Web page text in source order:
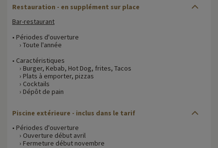
Restauration - en supplément sur place
Bar-restaurant
• Périodes d'ouverture
› Toute l'année
• Caractéristiques
› Burger, Kebab, Hot Dog, frites, Tacos
› Plats à emporter, pizzas
› Cocktails
› Dépôt de pain
Piscine extérieure - inclus dans le tarif
• Périodes d'ouverture
› Ouverture début avril
› Fermeture début novembre